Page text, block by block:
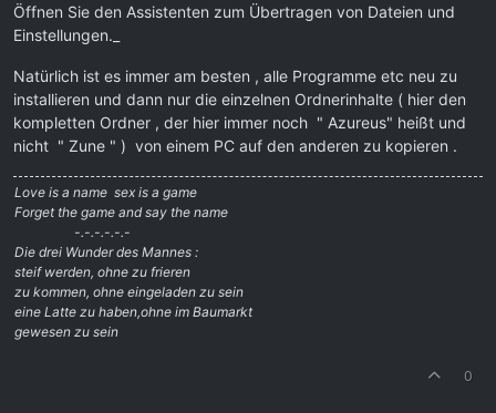
Öffnen Sie den Assistenten zum Übertragen von Dateien und
Einstellungen._
Natürlich ist es immer am besten , alle Programme etc neu zu
installieren und dann nur die einzelnen Ordnerinhalte ( hier den
kompletten Ordner , der hier immer noch " Azureus" heißt und
nicht " Zune " ) von einem PC auf den anderen zu kopieren .
Love is a name  sex is a game
Forget the game and say the name
-.-.-.-.-.-
Die drei Wunder des Mannes :
steif werden, ohne zu frieren
zu kommen, ohne eingeladen zu sein
eine Latte zu haben,ohne im Baumarkt
gewesen zu sein
0